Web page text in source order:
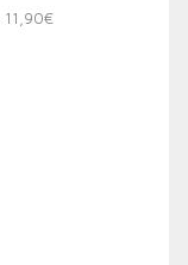
11,90€